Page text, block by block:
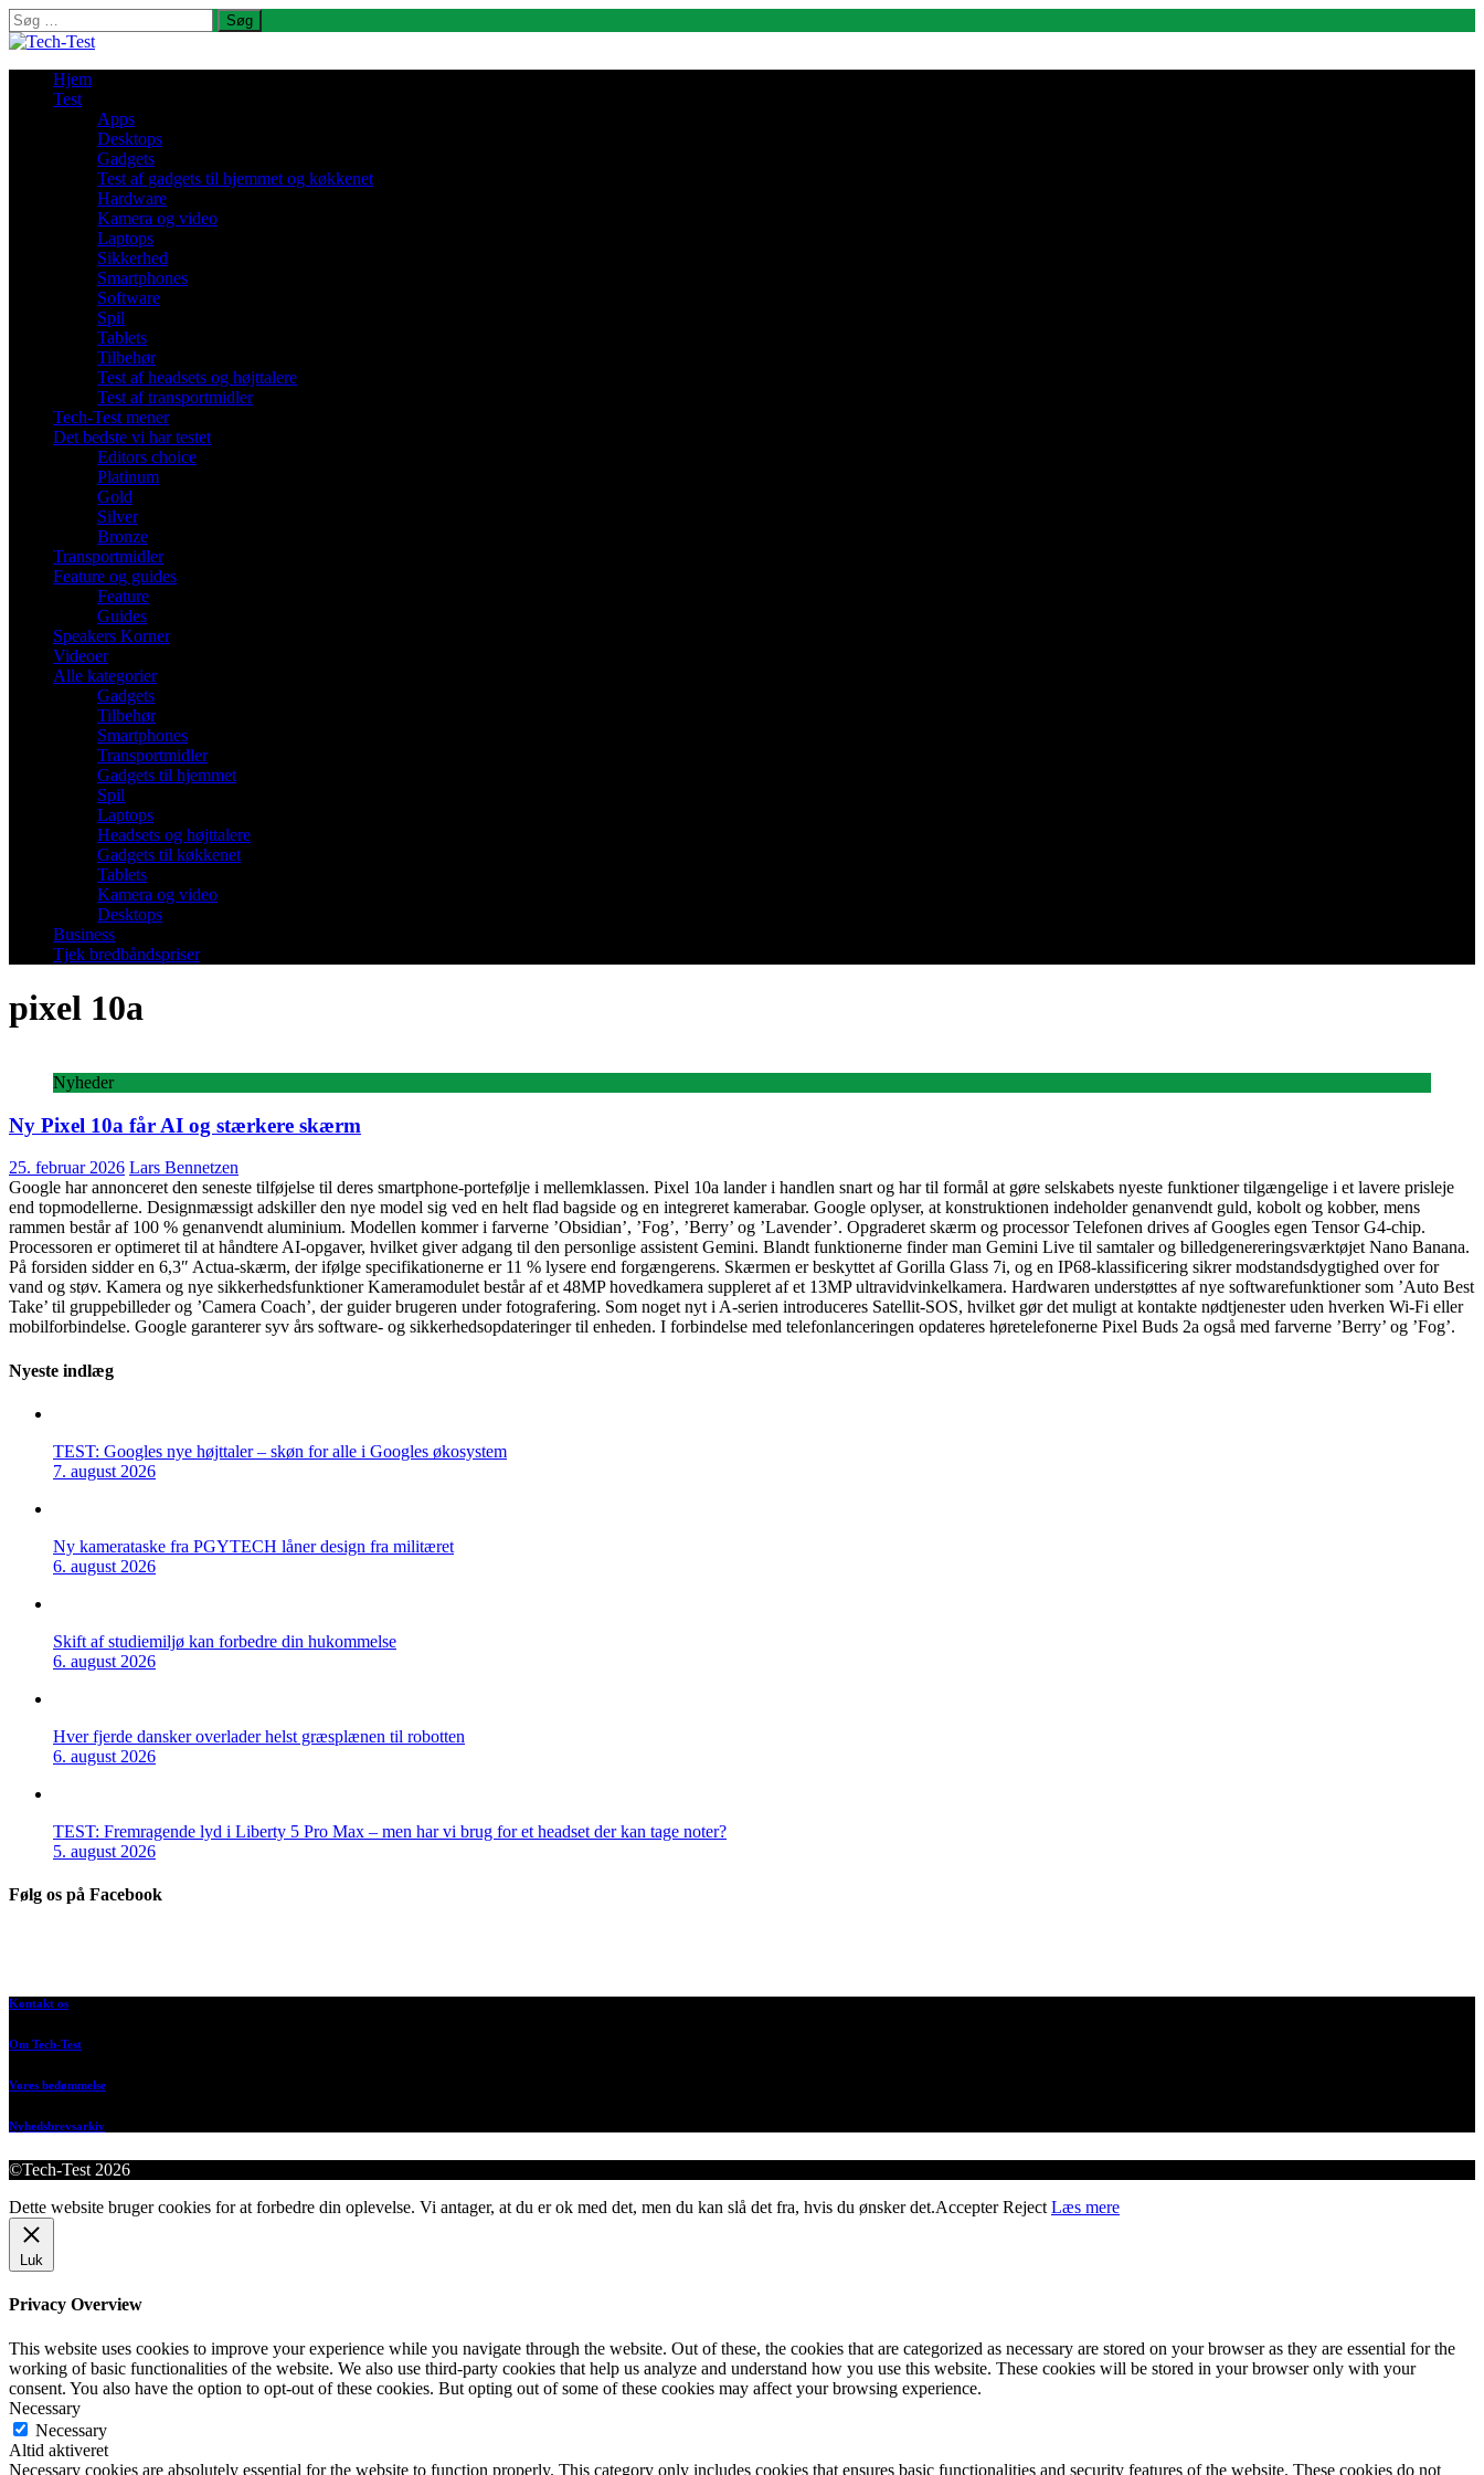
Søg
efter:
Hjem
Test
Apps
Desktops
Gadgets
Test af gadgets til hjemmet og køkkenet
Hardware
Kamera og video
Laptops
Sikkerhed
Smartphones
Software
Spil
Tablets
Tilbehør
Test af headsets og højttalere
Test af transportmidler
Tech-Test mener
Det bedste vi har testet
Editors choice
Platinum
Gold
Silver
Bronze
Transportmidler
Feature og guides
Feature
Guides
Speakers Korner
Videoer
Alle kategorier
Gadgets
Tilbehør
Smartphones
Transportmidler
Gadgets til hjemmet
Spil
Laptops
Headsets og højttalere
Gadgets til køkkenet
Tablets
Kamera og video
Desktops
Business
Tjek bredbåndspriser
pixel 10a
Nyheder
Ny Pixel 10a får AI og stærkere skærm
25. februar 2026 Lars Bennetzen
Google har annonceret den seneste tilføjelse til deres smartphone-portefølje i mellemklassen. Pixel 10a lander i handlen snart og har til formål at gøre selskabets nyeste funktioner tilgængelige i et lavere prisleje
end topmodellerne. Designmæssigt adskiller den nye model sig ved en helt flad bagside og en integreret kamerabar. Google oplyser, at konstruktionen indeholder genanvendt guld, kobolt og kobber, mens
rammen består af 100 % genanvendt aluminium. Modellen kommer i farverne ’Obsidian’, ’Fog’, ’Berry’ og ’Lavender’. Opgraderet skærm og processor Telefonen drives af Googles egen Tensor G4-chip.
Processoren er optimeret til at håndtere AI-opgaver, hvilket giver adgang til den personlige assistent Gemini. Blandt funktionerne finder man Gemini Live til samtaler og billedgenereringsværktøjet Nano Banana.
På forsiden sidder en 6,3″ Actua-skærm, der ifølge specifikationerne er 11 % lysere end forgængerens. Skærmen er beskyttet af Gorilla Glass 7i, og en IP68-klassificering sikrer modstandsdygtighed over for
vand og støv. Kamera og nye sikkerhedsfunktioner Kameramodulet består af et 48MP hovedkamera suppleret af et 13MP ultravidvinkelkamera. Hardwaren understøttes af nye softwarefunktioner som ’Auto Best
Take’ til gruppebilleder og ’Camera Coach’, der guider brugeren under fotografering. Som noget nyt i A-serien introduceres Satellit-SOS, hvilket gør det muligt at kontakte nødtjenester uden hverken Wi-Fi eller
mobilforbindelse. Google garanterer syv års software- og sikkerhedsopdateringer til enheden. I forbindelse med telefonlanceringen opdateres høretelefonerne Pixel Buds 2a også med farverne ’Berry’ og ’Fog’.
Nyeste indlæg
TEST: Googles nye højttaler – skøn for alle i Googles økosystem
7. august 2026
Ny kamerataske fra PGYTECH låner design fra militæret
6. august 2026
Skift af studiemiljø kan forbedre din hukommelse
6. august 2026
Hver fjerde dansker overlader helst græsplænen til robotten
6. august 2026
TEST: Fremragende lyd i Liberty 5 Pro Max – men har vi brug for et headset der kan tage noter?
5. august 2026
Følg os på Facebook
Kontakt os
Om Tech-Test
Vores bedømmelse
Nyhedsbrevsarkiv
©Tech-Test 2026
Dette website bruger cookies for at forbedre din oplevelse. Vi antager, at du er ok med det, men du kan slå det fra, hvis du ønsker det.Accepter Reject Læs mere
Luk
Privacy Overview
This website uses cookies to improve your experience while you navigate through the website. Out of these, the cookies that are categorized as necessary are stored on your browser as they are essential for the
working of basic functionalities of the website. We also use third-party cookies that help us analyze and understand how you use this website. These cookies will be stored in your browser only with your
consent. You also have the option to opt-out of these cookies. But opting out of some of these cookies may affect your browsing experience.
Necessary
Necessary
Altid aktiveret
Necessary cookies are absolutely essential for the website to function properly. This category only includes cookies that ensures basic functionalities and security features of the website. These cookies do not